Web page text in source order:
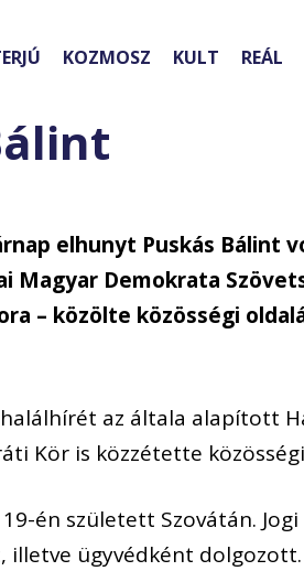
KOZMOSZ KULT REÁL
elhunyt Puskás Bálint
Magyar Demokrata
– közölte közösségi
az általa alapított
Kör is közzétette
én született Szovátán.
illetve ügyvédként dolgozott.